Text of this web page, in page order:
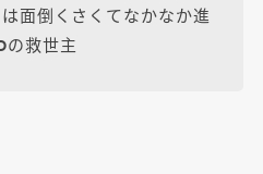
面倒くさくてなかなか進
の救世主